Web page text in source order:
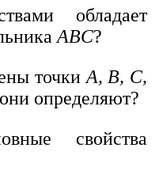
обладает
ABC?
точки А, В, С,
определяют?
свойства